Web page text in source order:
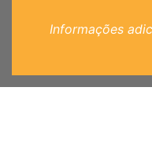
Informações